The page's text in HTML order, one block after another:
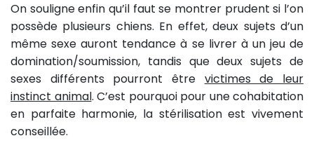
On souligne enfin qu’il faut se montrer prudent si l’on
possède plusieurs chiens. En effet, deux sujets d’un
même sexe auront tendance à se livrer à un jeu de
domination/soumission, tandis que deux sujets de
sexes différents pourront être victimes de leur
instinct animal. C’est pourquoi pour une cohabitation
en parfaite harmonie, la stérilisation est vivement
conseillée.